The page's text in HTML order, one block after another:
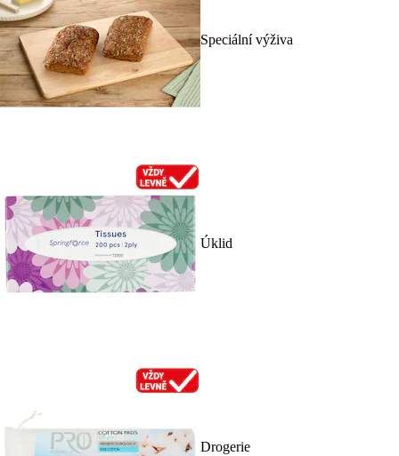
Speciální výživa
Úklid
Drogerie